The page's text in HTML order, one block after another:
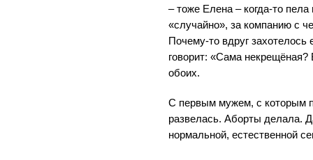
– тоже Елена – когда-то
«случайно», за компанию с
Почему-то вдруг захотелось
говорит: «Сама
обоих.
С первым мужем, с которым
развелась. Аборты делала.
нормальной, естественной